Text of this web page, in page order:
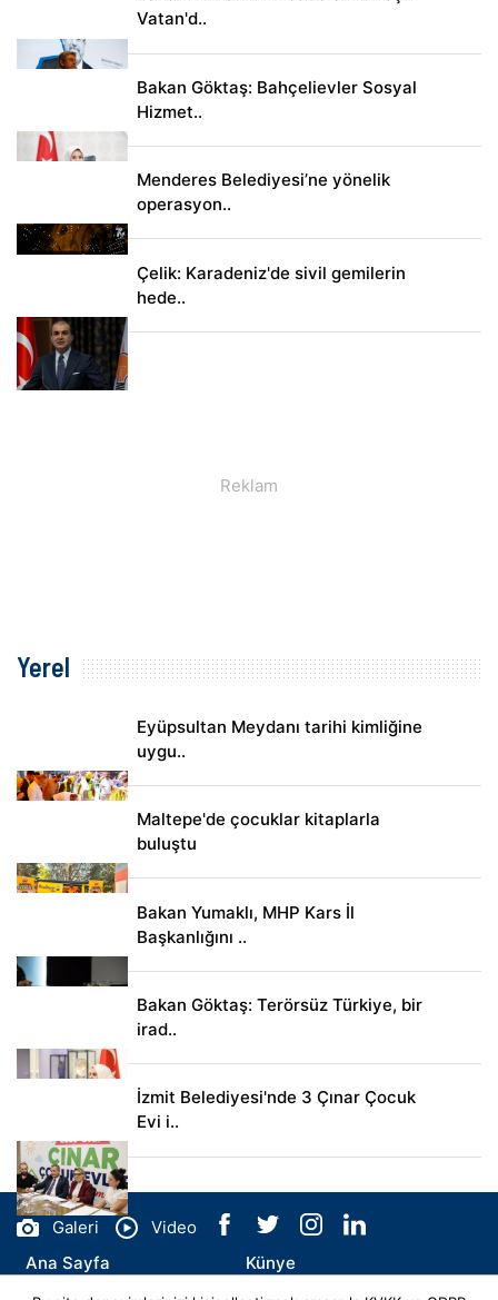
Vatan'd..
Bakan Göktaş: Bahçelievler Sosyal
Hizmet..
Menderes Belediyesi’ne yönelik
operasyon..
Çelik: Karadeniz'de sivil gemilerin
hede..
Yerel
Eyüpsultan Meydanı tarihi kimliğine
uygu..
Maltepe'de çocuklar kitaplarla
buluştu
Bakan Yumaklı, MHP Kars İl
Başkanlığını ..
Bakan Göktaş: Terörsüz Türkiye, bir
irad..
İzmit Belediyesi'nde 3 Çınar Çocuk
Evi i..
Galeri
Video
Ana Sayfa
Künye